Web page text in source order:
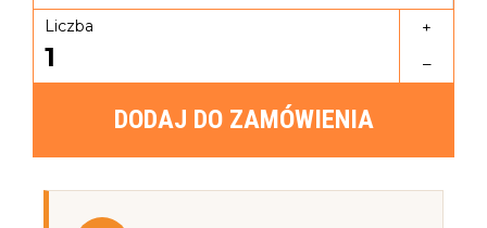
Liczba
1
+
–
DODAJ DO ZAMÓWIENIA